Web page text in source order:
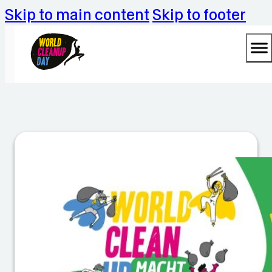
Skip to main content Skip to footer
le
a